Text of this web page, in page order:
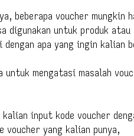
beberapa voucher mungkin
digunakan untuk produk atau
apa yang ingin kalian
mengatasi masalah
input kode voucher
voucher yang kalian punya,